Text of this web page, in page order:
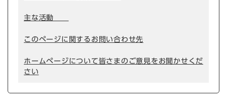
主な活動
このページに関するお問い合わせ先
ホームページについて皆さまのご意見をお聞かせくだ
さい